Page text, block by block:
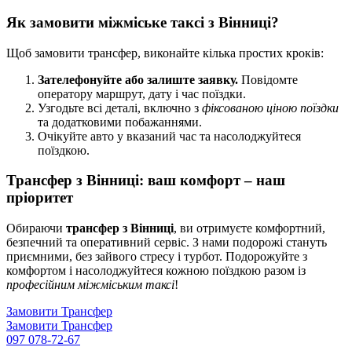
Як замовити міжміське таксі з Вінниці?
Щоб замовити трансфер, виконайте кілька простих кроків:
Зателефонуйте або залиште заявку. Повідомте
оператору маршрут, дату і час поїздки.
Узгодьте всі деталі, включно з фіксованою ціною поїздки
та додатковими побажаннями.
Очікуйте авто у вказаний час та насолоджуйтеся
поїздкою.
Трансфер з Вінниці: ваш комфорт – наш
пріоритет
Обираючи трансфер з Вінниці, ви отримуєте комфортний,
безпечний та оперативний сервіс. З нами подорожі стануть
приємними, без зайвого стресу і турбот. Подорожуйте з
комфортом і насолоджуйтеся кожною поїздкою разом із
професійним міжміським таксі!
Замовити Трансфер
Замовити Трансфер
097 078-72-67